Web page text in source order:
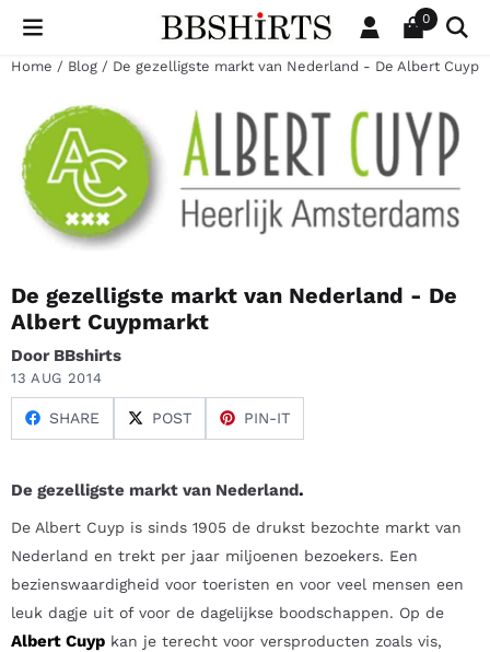
Cookievoorkeuren zijn beschikbaar. Kies instellingen of sta
0
Home / Blog / De gezelligste markt van Nederland - De Albert
De gezelligste markt van Nederland - De
Albert Cuypmarkt
Door BBshirts
13 AUG 2014
SHARE POST PIN-IT
De gezelligste markt van Nederland.
De Albert Cuyp is sinds 1905 de drukst bezochte markt van
Nederland en trekt per jaar miljoenen bezoekers. Een
bezienswaardigheid voor toeristen en voor veel mensen een
leuk dagje uit of voor de dagelijkse boodschappen. Op de
Albert Cuyp kan je terecht voor versproducten zoals vis,